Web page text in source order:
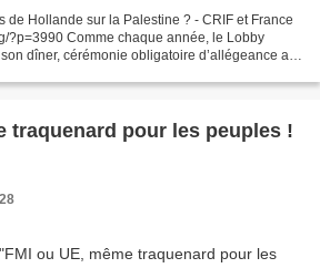
de Hollande sur la Palestine ? - CRIF et France
?p=3990 Comme chaque année, le Lobby
dîner, cérémonie obligatoire d’allégeance au
traquenard pour les peuples !